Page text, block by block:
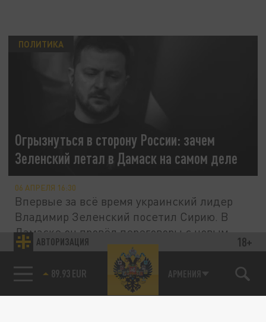
АВТОРИЗАЦИЯ 18+
89.93 EUR АРМЕНИЯ
Огрызнуться в сторону России: зачем
Зеленский летал в Дамаск на самом деле
ПОЛИТИКА
06 АПРЕЛЯ 16:30
Впервые за всё время украинский лидер
Владимир Зеленский посетил Сирию. В
Дамаске он провёл переговоры с новым...
ПОЛИТИКА